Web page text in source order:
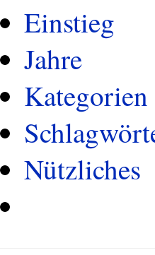
Einstieg
Jahre
Kategorien
Nützliches